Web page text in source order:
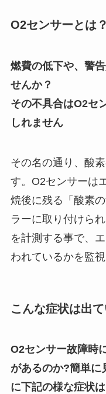
O2センサーとは？
燃費の低下や、警
せんか？
その不具合はO2セ
しれません
その名の通り、酸
す。O2センサーは
焼後に残る「酸素
ラーに取り付けら
を計測する事で、
われているかを監視
こんな症状は出
O2センサー故障時
があるのか?簡単に
に下記の様な症状